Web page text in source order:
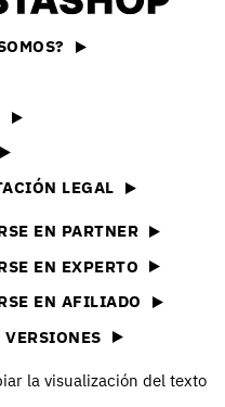
LEGAL
EN PARTNER
EN EXPERTO
EN AFILIADO
VERSIONES
la visualización del texto